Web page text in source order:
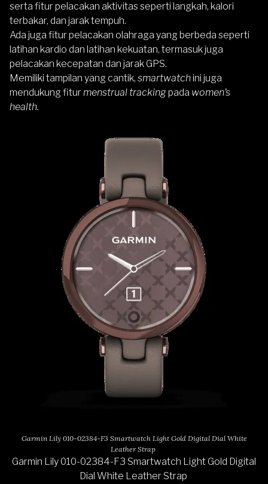
serta fitur pelacakan aktivitas seperti langkah, kalori
terbakar, dan jarak tempuh.
Ada juga fitur pelacakan olahraga yang berbeda seperti
latihan kardio dan latihan kekuatan, termasuk juga
pelacakan kecepatan dan jarak GPS.
Memiliki tampilan yang cantik, smartwatchini juga
mendukung fitur menstrual trackingpada women’s
health.
Garmin Lily 010-02384-F3 Smartwatch Light Gold Digital Dial White
Leather Strap
Garmin Lily 010-02384-F3 Smartwatch Light Gold Digital
Dial White Leather Strap